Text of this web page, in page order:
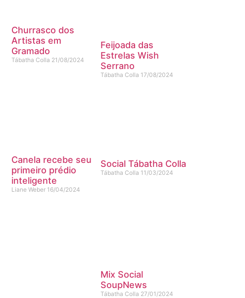
Churrasco dos
Artistas em
Gramado
Tábatha Colla 21/08/2024
Feijoada das
Estrelas Wish
Serrano
Tábatha Colla 17/08/2024
Canela recebe seu
primeiro prédio
inteligente
Liane Weber 16/04/2024
Social Tábatha Colla
Tábatha Colla 11/03/2024
Mix Social
SoupNews
Tábatha Colla 27/01/2024